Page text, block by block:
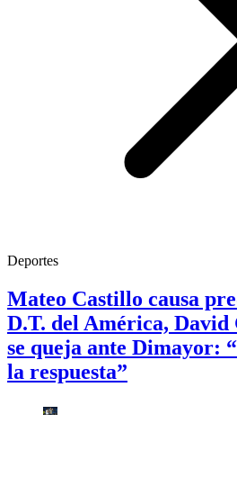
Deportes
Mateo Castillo causa
D.T. del América, David
se queja ante Dimayor:
la respuesta”